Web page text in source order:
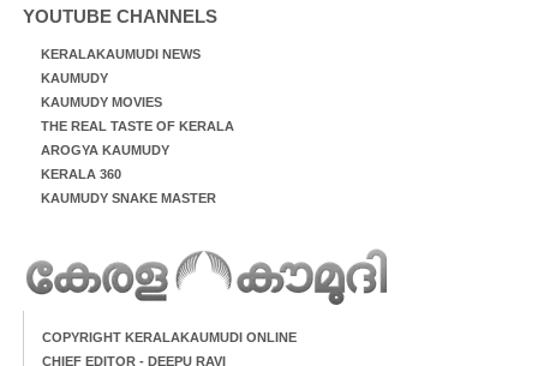
YOUTUBE CHANNELS
KERALAKAUMUDI NEWS
KAUMUDY
KAUMUDY MOVIES
THE REAL TASTE OF KERALA
AROGYA KAUMUDY
KERALA 360
KAUMUDY SNAKE MASTER
COPYRIGHT KERALAKAUMUDI ONLINE
CHIEF EDITOR - DEEPU RAVI